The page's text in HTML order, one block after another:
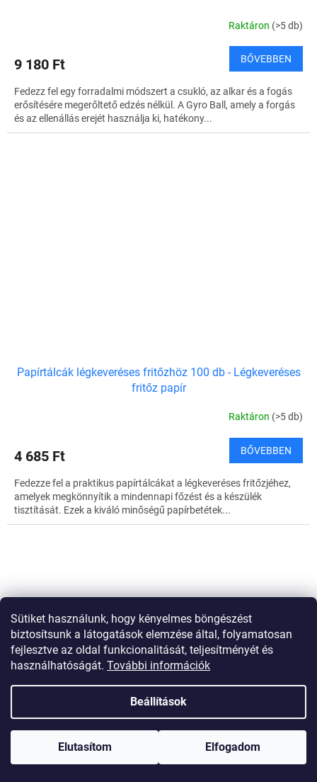
Sütiket használunk, hogy kényelmes böngészést
biztosítsunk a látogatások elemzése által, folyamatosan
fejlesztve az oldal funkcionalitását, teljesítményét és
használhatóságát. További információk
Beállítások
Elutasítom Elfogadom
Raktáron (>5 db)
9 180 Ft BŐVEBBEN
Fedezz fel egy forradalmi módszert a csukló, az alkar és a fogás
erősítésére megerőltető edzés nélkül. A Gyro Ball, amely a forgás
és az ellenállás erejét használja ki, hatékony...
Papírtálcák légkeveréses fritőzhöz 100 db - Légkeveréses
fritőz papír
Raktáron (>5 db)
4 685 Ft BŐVEBBEN
Fedezze fel a praktikus papírtálcákat a légkeveréses fritőzjéhez,
amelyek megkönnyítik a mindennapi főzést és a készülék
tisztítását. Ezek a kiváló minőségű papírbetétek...
Védőtapaszok felfekvésre, hólyagokra és tyúkszemre 24